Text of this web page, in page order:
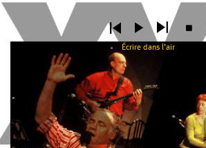
Écrire dans l’air